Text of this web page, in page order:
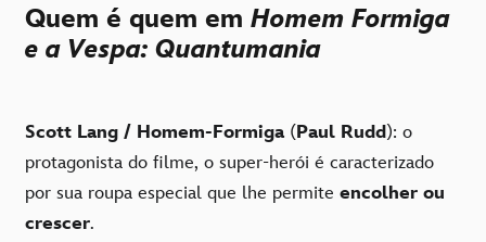
Quem é quem em Homem Formiga
e a Vespa: Quantumania
Scott Lang / Homem-Formiga(Paul Rudd): o
protagonista do filme, o super-herói é caracterizado
por sua roupa especial que lhe permite encolher ou
crescer.